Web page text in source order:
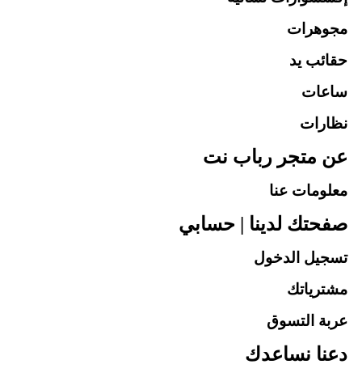
مجوهرات
حقائب يد
ساعات
نظارات
عن متجر رباب نت
معلومات عنا
صفحتك لدينا | حسابي
تسجيل الدخول
مشترياتك
عربة التسوق
دعنا نساعدك